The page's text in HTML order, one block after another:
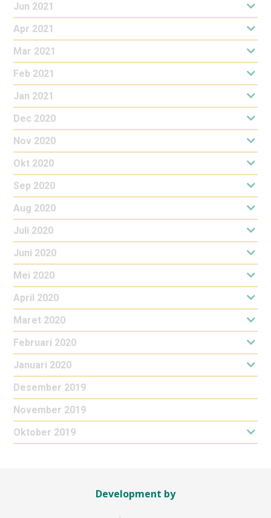
Jun 2021
Apr 2021
Mar 2021
Feb 2021
Jan 2021
Dec 2020
Nov 2020
Okt 2020
Sep 2020
Aug 2020
Juli 2020
Juni 2020
Mei 2020
April 2020
Maret 2020
Februari 2020
Januari 2020
Desember 2019
November 2019
Oktober 2019
Development by